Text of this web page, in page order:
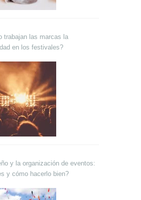
trabajan las marcas la
en los festivales?
y la organización de eventos:
y cómo hacerlo bien?